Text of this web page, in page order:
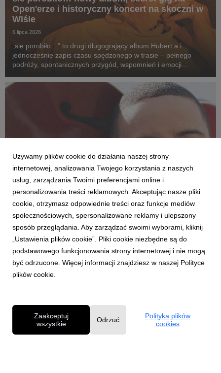
Open'erze i historyczny koncert na skoczni w
Wiśle
6 lipca 2026
„sie porobiło…” to drugi długogrający album Hubert.a i
jednocześnie zapis czasu spędzonego w trasie – pełnego
podróży, spontanicznych przygód, wspomnień i emocji
z kolorowych bloków na największe festiwale w kra...
AKTUALNOŚCI
Daniel Godson odfiltrowuje rzeczywistość
26 czerwca 2026
W nowym singlu o tytule “Esmeralda” Daniel śpiewa o walce o
siebie w “perfekcyjnej rzeczywistości” social mediów. Piosenka
jest częścią kampanii społecznej Universal Music Polska i PZU
Używamy plików cookie do działania naszej strony
internetowej, analizowania Twojego korzystania z naszych
usług, zarządzania Twoimi preferencjami online i
personalizowania treści reklamowych. Akceptując nasze pliki
cookie, otrzymasz odpowiednie treści oraz funkcje mediów
społecznościowych, spersonalizowane reklamy i ulepszony
sposób przeglądania. Aby zarządzać swoimi wyborami, kliknij
„Ustawienia plików cookie”. Pliki cookie niezbędne są do
podstawowego funkcjonowania strony internetowej i nie mogą
być odrzucone. Więcej informacji znajdziesz w naszej Polityce
plików cookie.
Zaakceptuj
wszystkie
Odrzuć
Polityka plików
cookies